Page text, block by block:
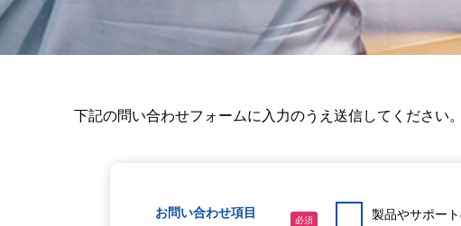
下記の問い合わせフォームに入力のうえ送信してください。
お問い合わせ項目
必須 製品やサポー